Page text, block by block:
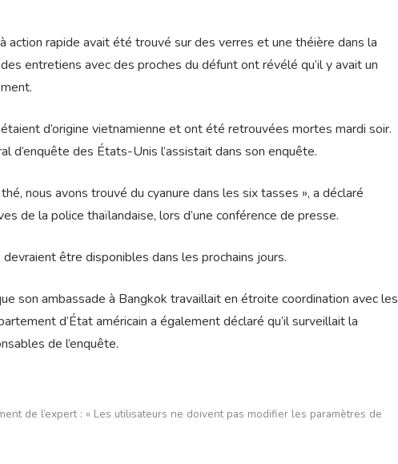
action rapide avait été trouvé sur des verres et une théière dans la
entretiens avec des proches du défunt ont révélé qu’il y avait un
d’origine vietnamienne et ont été retrouvées mortes mardi soir.
d’enquête des États-Unis l’assistait dans son enquête.
nous avons trouvé du cyanure dans les six tasses », a déclaré
de la police thaïlandaise, lors d’une conférence de presse.
être disponibles dans les prochains jours.
son ambassade à Bangkok travaillait en étroite coordination avec les
d’État américain a également déclaré qu’il surveillait la
de l’enquête.
de l’expert : « Les utilisateurs ne doivent pas modifier les paramètres de